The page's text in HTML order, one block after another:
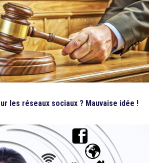
les réseaux sociaux ? Mauvaise idée !